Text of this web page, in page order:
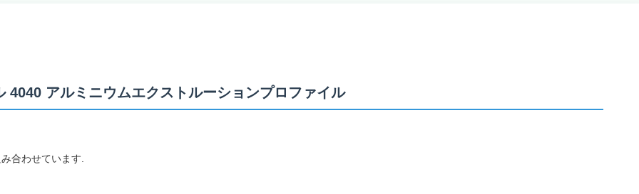
アルミニウムエクストルーションプロファイル
合わせています.